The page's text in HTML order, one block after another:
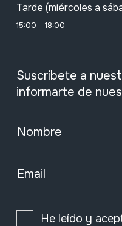
Tarde (miércoles a
15:00 - 18:00
Suscríbete a
informarte de
Nombre
Email
He leído y